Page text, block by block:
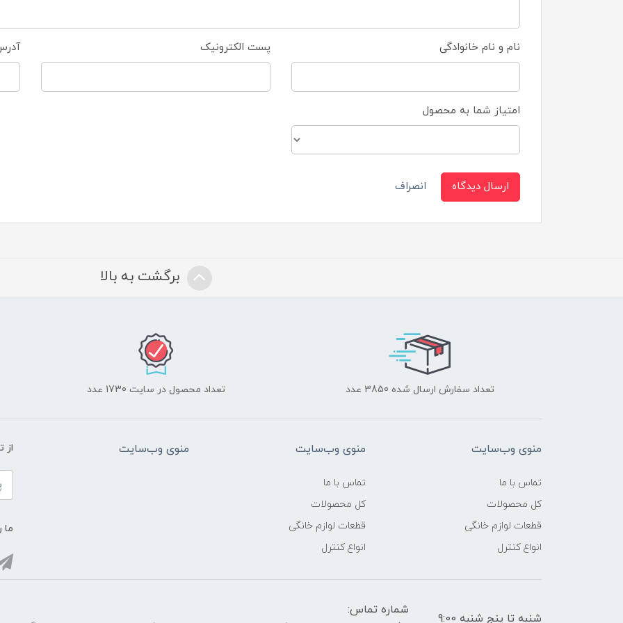
نام و نام خانوادگی پست الکترونیک
امتیاز شما به محصول
ارسال دیدگاه انصراف
برگشت به بالا
تعداد سفارش ارسال شده 3850 عدد تعداد محصول در سایت 1730 عدد
منوی وب‌سایت
تماس با ما
کل محصولات
قطعات لوازم خانگی
انواع کنترل
منوی وب‌سایت
تماس با ما
کل محصولات
قطعات لوازم خانگی
انواع کنترل
منوی وب‌سایت از
ما
شنبه تا پنج شنبه 9:00
شماره تماس: